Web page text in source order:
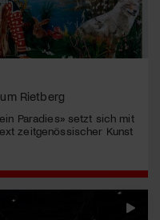
Rietberg
Paradies» setzt sich mit
zeitgenössischer Kunst